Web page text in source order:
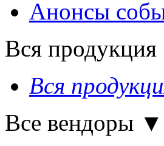
Анонсы
Вся продукция
Вся
Все вендоры ▼